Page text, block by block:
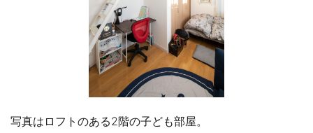
写真はロフトのある2階の子ども部屋。